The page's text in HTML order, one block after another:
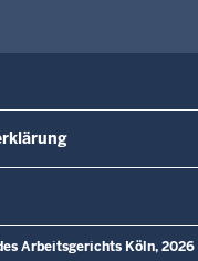
Arbeitsgerichts Köln, 2026